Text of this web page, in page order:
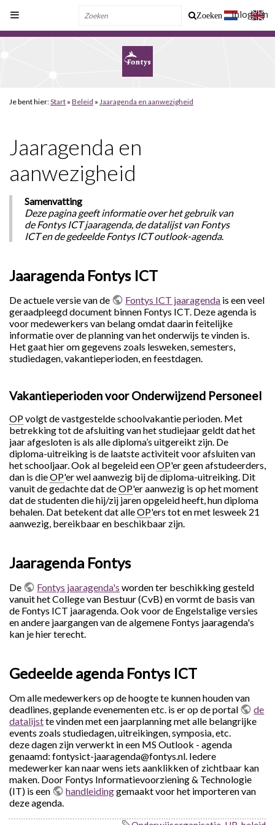
Inloggen
Zoeken
Je bent hier:Start » Beleid » Jaaragenda en aanwezigheid
Jaaragenda en
aanwezigheid
Samenvatting
Deze pagina geeft informatie over het gebruik van
de Fontys ICT jaaragenda, de datalijst van Fontys
ICT en de gedeelde Fontys ICT outlook-agenda.
Jaaragenda Fontys ICT
De actuele versie van de Fontys ICT jaaragenda is een veel
geraadpleegd document binnen Fontys ICT. Deze agenda is
voor medewerkers van belang omdat daarin feitelijke
informatie over de planning van het onderwijs te vinden is.
Het gaat hier om gegevens zoals lesweken, semesters,
studiedagen, vakantieperioden, en feestdagen.
Vakantieperioden voor Onderwijzend Personeel
OPvolgt de vastgestelde schoolvakantie perioden. Met
betrekking tot de afsluiting van het studiejaar geldt dat het
jaar afgesloten is als alle diploma’s uitgereikt zijn. De
diploma-uitreiking is de laatste activiteit voor afsluiten van
het schooljaar. Ook al begeleid eenOP'er geen afstudeerders,
dan is dieOP'er wel aanwezig bij de diploma-uitreiking. Dit
vanuit de gedachte dat deOP'er aanwezig is op het moment
dat de studenten die hij/zij jaren opgeleid heeft, hun diploma
behalen. Dat betekent dat alleOP'ers tot en met lesweek 21
aanwezig, bereikbaar en beschikbaar zijn.
Jaaragenda Fontys
De Fontys jaaragenda's worden ter beschikking gesteld
vanuit het College van Bestuur (CvB) en vormt de basis van
de Fontys ICT jaaragenda. Ook voor de Engelstalige versies
en andere jaargangen van de algemene Fontys jaaragenda's
kan je hier terecht.
Gedeelde agenda Fontys ICT
Om alle medewerkers op de hoogte te kunnen houden van
deadlines, geplande evenementen etc. is er op de portal
de
datalijstte vinden met een jaarplanning met alle belangrijke
events zoals studiedagen, uitreikingen, symposia, etc.
deze dagen zijn verwerkt in een MS Outlook - agenda
genaamd: fontysict-jaaragenda@fontys.nl. Iedere
medewerker kan naar wens iets aanklikken of zichtbaar kan
maken. Door Fontys Informatievoorziening & Technologie
(IT) is een
handleidinggemaakt voor het importeren van
deze agenda.